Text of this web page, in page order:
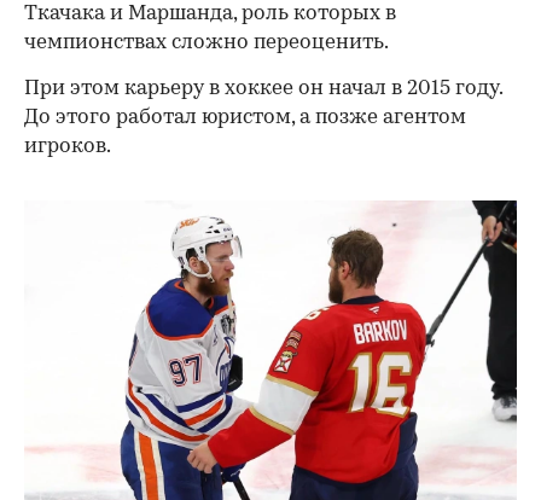
Ткачака и Маршанда, роль которых в
чемпионствах сложно переоценить.
При этом карьеру в хоккее он начал в 2015 году.
До этого работал юристом, а позже агентом
игроков.